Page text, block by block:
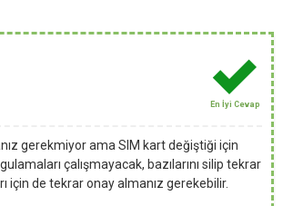
En İyi Cevap
gerekmiyor ama SIM kart değiştiği için
çalışmayacak, bazılarını silip tekrar
için de tekrar onay almanız gerekebilir.